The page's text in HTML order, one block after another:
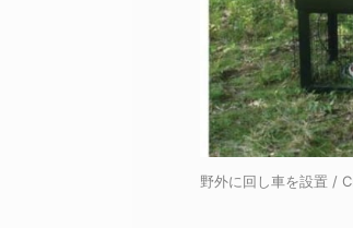
野外に回し車を設置 /